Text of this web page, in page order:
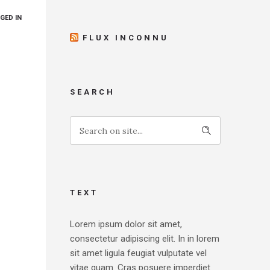
IN
FLUX INCONNU
SEARCH
TEXT
Lorem ipsum dolor sit amet,
consectetur adipiscing elit. In in lorem
sit amet ligula feugiat vulputate vel
vitae quam. Cras posuere imperdiet